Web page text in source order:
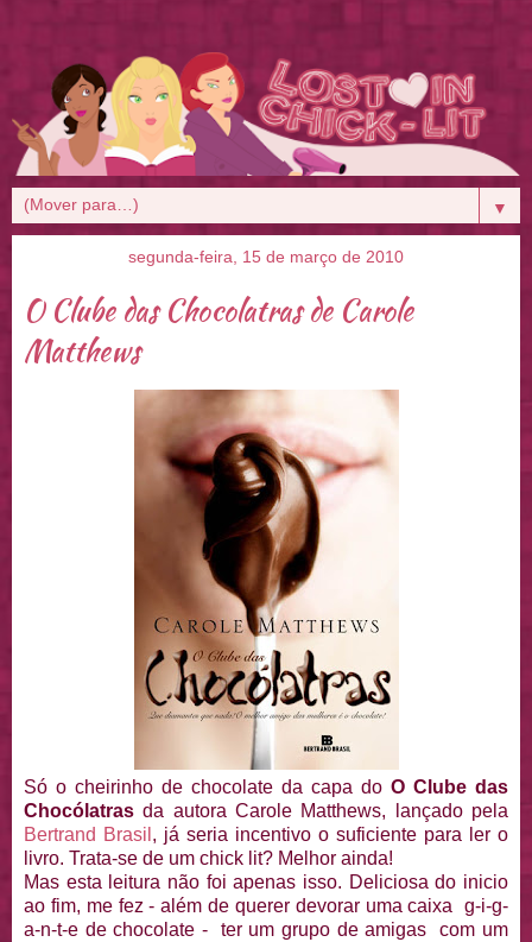
▼
segunda-feira, 15 de março de 2010
O Clube das Chocolatras de Carole
Matthews
Só o cheirinho de chocolate da capa do O Clube das
Chocólatras da autora Carole Matthews, lançado pela
Bertrand Brasil , já seria incentivo o suficiente para ler o
livro. Trata-se de um chick lit? Melhor ainda!
Mas esta leitura não foi apenas isso. Deliciosa do inicio
ao fim, me fez - além de querer devorar uma caixa g-i-g-
a-n-t-e de chocolate - ter um grupo de amigas com um